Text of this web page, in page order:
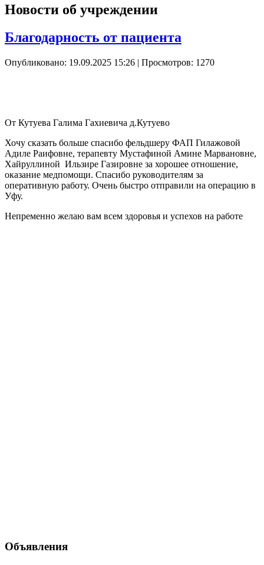
Новости об учреждении
Благодарность от пациента
Опубликовано: 19.09.2025 15:26 | Просмотров: 1270
От Кутуева Галима Гахиевича д.Кутуево
Хочу сказать больше спасибо фельдшеру ФАП Гилажовой
Адиле Раифовне, терапевту Мустафиной Амине Марвановне,
Хайруллиной Ильзире Газировне за хорошее отношение,
оказание медпомощи. Спасибо руководителям за
оперативную работу. Очень быстро отправили на операцию в
Уфу.
Непременно желаю вам всем здоровья и успехов на работе
Объявления